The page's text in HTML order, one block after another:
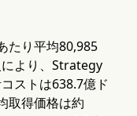
たり平均80,985
より、Strategy
ストは638.7億ド
取得価格は約